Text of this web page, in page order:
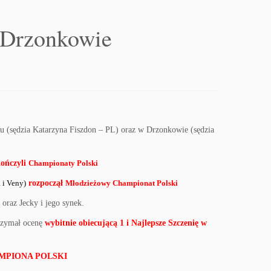
(sędzia Katarzyna Fiszdon – PL) oraz w Drzonkowie (sędzia
Championaty Polski
i Veny) rozpoczął Młodzieżowy Championat Polski
Jecky i jego synek.
ocenę wybitnie obiecującą 1 i Najlepsze Szczenię w
POLSKI